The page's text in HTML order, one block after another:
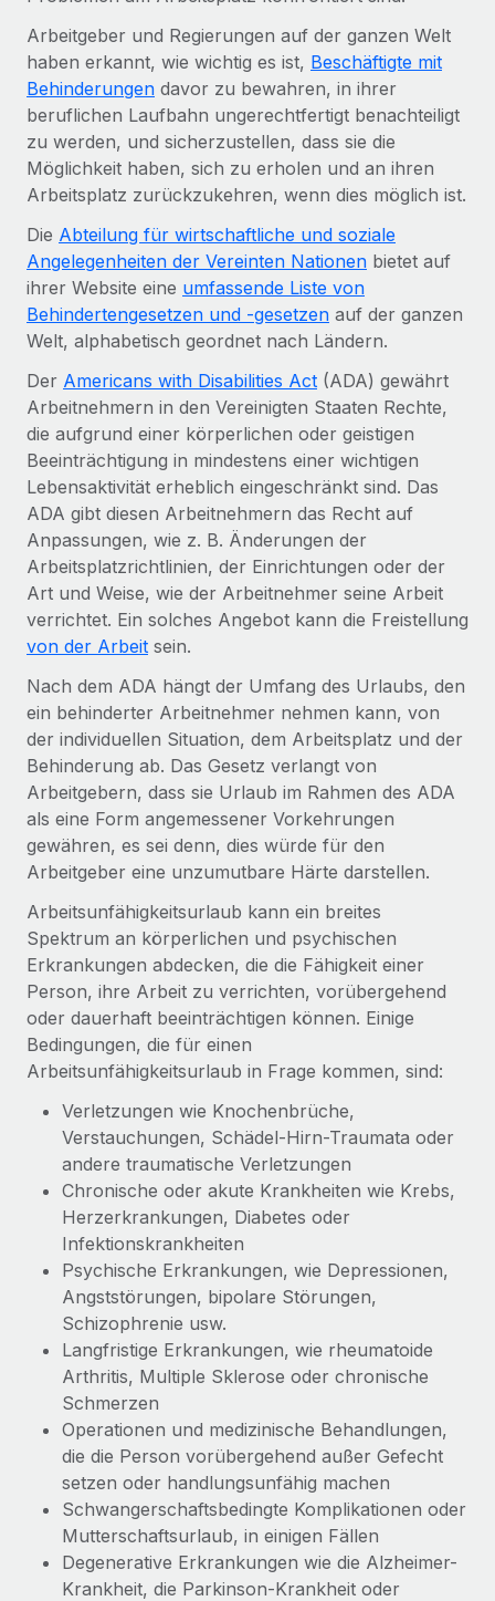
Arbeitgeber und Regierungen auf der ganzen Welt
haben erkannt, wie wichtig es ist, Beschäftigte mit
Behinderungen davor zu bewahren, in ihrer
beruflichen Laufbahn ungerechtfertigt benachteiligt
zu werden, und sicherzustellen, dass sie die
Möglichkeit haben, sich zu erholen und an ihren
Arbeitsplatz zurückzukehren, wenn dies möglich ist.
Die Abteilung für wirtschaftliche und soziale
Angelegenheiten der Vereinten Nationen bietet auf
ihrer Website eine umfassende Liste von
Behindertengesetzen und -gesetzen auf der ganzen
Welt, alphabetisch geordnet nach Ländern.
Der Americans with Disabilities Act (ADA) gewährt
Arbeitnehmern in den Vereinigten Staaten Rechte,
die aufgrund einer körperlichen oder geistigen
Beeinträchtigung in mindestens einer wichtigen
Lebensaktivität erheblich eingeschränkt sind. Das
ADA gibt diesen Arbeitnehmern das Recht auf
Anpassungen, wie z. B. Änderungen der
Arbeitsplatzrichtlinien, der Einrichtungen oder der
Art und Weise, wie der Arbeitnehmer seine Arbeit
verrichtet. Ein solches Angebot kann die Freistellung
von der Arbeit sein.
Nach dem ADA hängt der Umfang des Urlaubs, den
ein behinderter Arbeitnehmer nehmen kann, von
der individuellen Situation, dem Arbeitsplatz und der
Behinderung ab. Das Gesetz verlangt von
Arbeitgebern, dass sie Urlaub im Rahmen des ADA
als eine Form angemessener Vorkehrungen
gewähren, es sei denn, dies würde für den
Arbeitgeber eine unzumutbare Härte darstellen.
Arbeitsunfähigkeitsurlaub kann ein breites
Spektrum an körperlichen und psychischen
Erkrankungen abdecken, die die Fähigkeit einer
Person, ihre Arbeit zu verrichten, vorübergehend
oder dauerhaft beeinträchtigen können. Einige
Bedingungen, die für einen
Arbeitsunfähigkeitsurlaub in Frage kommen, sind:
Verletzungen wie Knochenbrüche,
Verstauchungen, Schädel-Hirn-Traumata oder
andere traumatische Verletzungen
Chronische oder akute Krankheiten wie Krebs,
Herzerkrankungen, Diabetes oder
Infektionskrankheiten
Psychische Erkrankungen, wie Depressionen,
Angststörungen, bipolare Störungen,
Schizophrenie usw.
Langfristige Erkrankungen, wie rheumatoide
Arthritis, Multiple Sklerose oder chronische
Schmerzen
Operationen und medizinische Behandlungen,
die die Person vorübergehend außer Gefecht
setzen oder handlungsunfähig machen
Schwangerschaftsbedingte Komplikationen oder
Mutterschaftsurlaub, in einigen Fällen
Degenerative Erkrankungen wie die Alzheimer-
Krankheit, die Parkinson-Krankheit oder